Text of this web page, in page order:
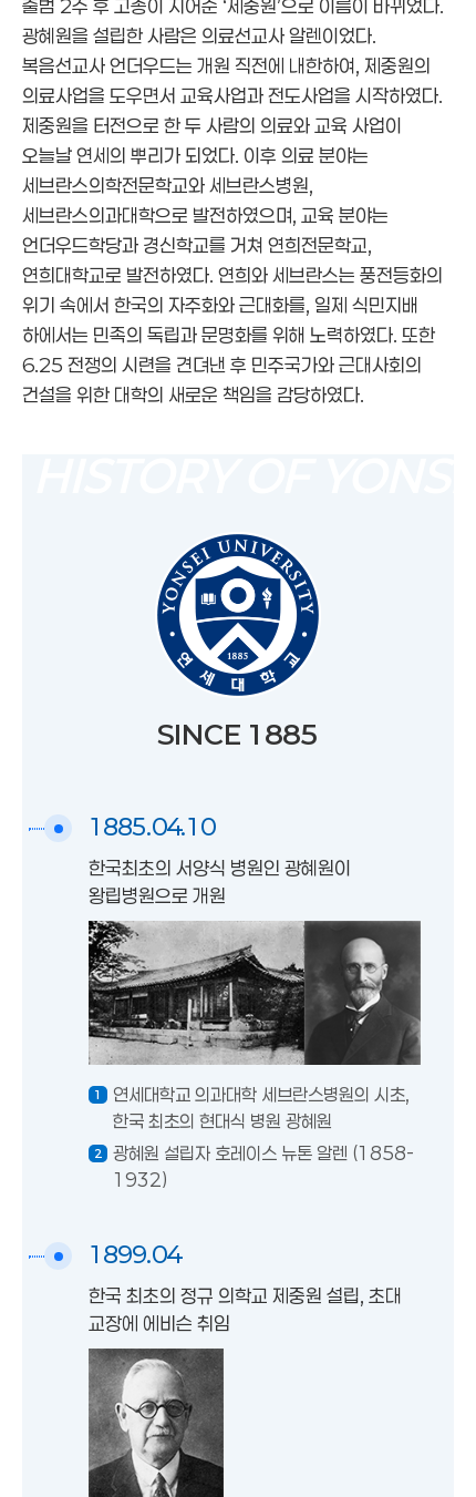
출범 2주 후 고종이 지어준 ‘제중원’으로 이름이 바뀌었다.
광혜원을 설립한 사람은 의료선교사 알렌이었다.
복음선교사 언더우드는 개원 직전에 내한하여, 제중원의
의료사업을 도우면서 교육사업과 전도사업을 시작하였다.
제중원을 터전으로 한 두 사람의 의료와 교육 사업이
오늘날 연세의 뿌리가 되었다. 이후 의료 분야는
세브란스의학전문학교와 세브란스병원,
세브란스의과대학으로 발전하였으며, 교육 분야는
언더우드학당과 경신학교를 거쳐 연희전문학교,
연희대학교로 발전하였다. 연희와 세브란스는 풍전등화의
위기 속에서 한국의 자주화와 근대화를, 일제 식민지배
하에서는 민족의 독립과 문명화를 위해 노력하였다. 또한
6.25 전쟁의 시련을 견뎌낸 후 민주국가와 근대사회의
건설을 위한 대학의 새로운 책임을 감당하였다.
SINCE 1885
1885.04.10
한국최초의 서양식 병원인 광혜원이
왕립병원으로 개원
연세대학교 의과대학 세브란스병원의 시초,
한국 최초의 현대식 병원 광혜원
광혜원 설립자 호레이스 뉴톤 알렌 (1858-
1932)
1899.04
한국 최초의 정규 의학교 제중원 설립, 초대
교장에 에비슨 취임